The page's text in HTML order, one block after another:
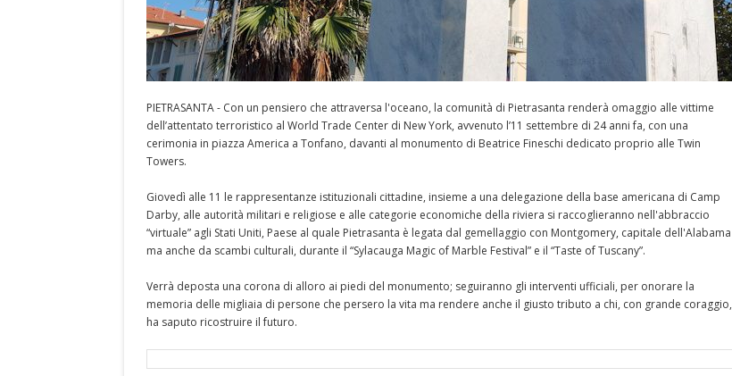
PIETRASANTA - Con un pensiero che attraversa l'oceano, la comunità di Pietrasanta renderà omaggio alle vittime
dell’attentato terroristico al World Trade Center di New York, avvenuto l’11 settembre di 24 anni fa, con una
cerimonia in piazza America a Tonfano, davanti al monumento di Beatrice Fineschi dedicato proprio alle Twin
Towers.
Giovedì alle 11 le rappresentanze istituzionali cittadine, insieme a una delegazione della base americana di Camp
Darby, alle autorità militari e religiose e alle categorie economiche della riviera si raccoglieranno nell'abbraccio
“virtuale” agli Stati Uniti, Paese al quale Pietrasanta è legata dal gemellaggio con Montgomery, capitale dell'Alabama
ma anche da scambi culturali, durante il “Sylacauga Magic of Marble Festival” e il “Taste of Tuscany”.
Verrà deposta una corona di alloro ai piedi del monumento; seguiranno gli interventi ufficiali, per onorare la
memoria delle migliaia di persone che persero la vita ma rendere anche il giusto tributo a chi, con grande coraggio,
ha saputo ricostruire il futuro.